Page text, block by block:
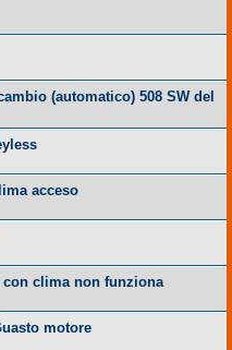
(automatico) 508 SW del
acceso
con clima non funziona
motore